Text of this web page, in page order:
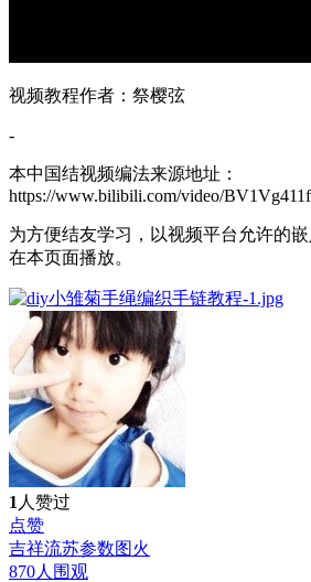
视频教程作者：祭樱弦
-
本中国结视频编法来源地址：
https://www.bilibili.com/video/
为方便结友学习，以视频平台允许的
在本页面播放。
1 人赞过
点赞
吉祥流苏参数图火
870人围观